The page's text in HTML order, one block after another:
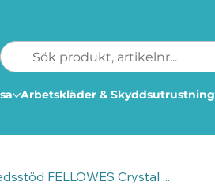
Arbetskläder & Skyddsutrustning
FELLOWES Crystal ...